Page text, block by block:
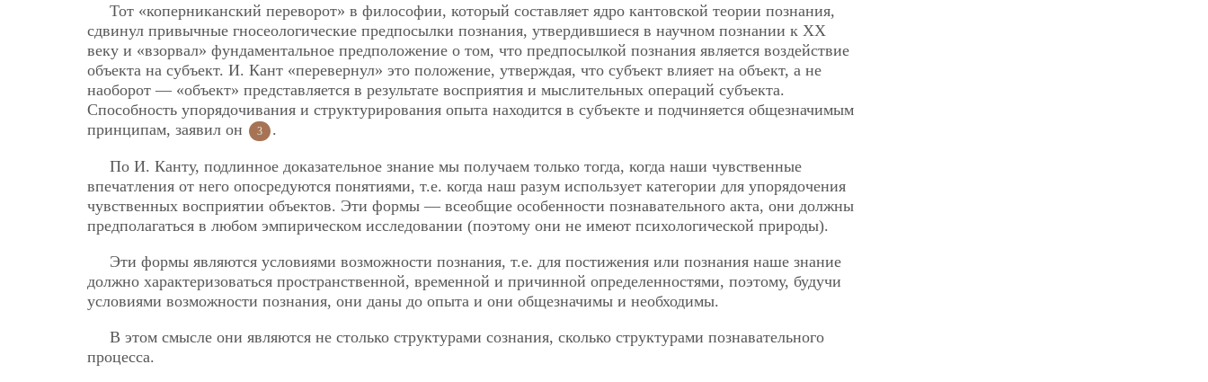
Тот «коперниканский переворот» в философии, который составляет ядро кантовской теории познания,
сдвинул привычные гносеологические предпосылки познания, утвердившиеся в научном познании к ХХ
веку и «взорвал» фундаментальное предположение о том, что предпосылкой познания является воздействие
объекта на субъект. И. Кант «перевернул» это положение, утверждая, что субъект влияет на объект, а не
наоборот — «объект» представляется в результате восприятия и мыслительных операций субъекта.
Способность упорядочивания и структурирования опыта находится в субъекте и подчиняется общезначимым
принципам, заявил он
3 .
По И. Канту, подлинное доказательное знание мы получаем только тогда, когда наши чувственные
впечатления от него опосредуются понятиями, т.е. когда наш разум использует категории для упорядочения
чувственных восприятии объектов. Эти формы — всеобщие особенности познавательного акта, они должны
предполагаться в любом эмпирическом исследовании (поэтому они не имеют психологической природы).
Эти формы являются условиями возможности познания, т.е. для постижения или познания наше знание
должно характеризоваться пространственной, временной и причинной определенностями, поэтому, будучи
условиями возможности познания, они даны до опыта и они общезначимы и необходимы.
В этом смысле они являются не столько структурами сознания, сколько структурами познавательного
процесса.